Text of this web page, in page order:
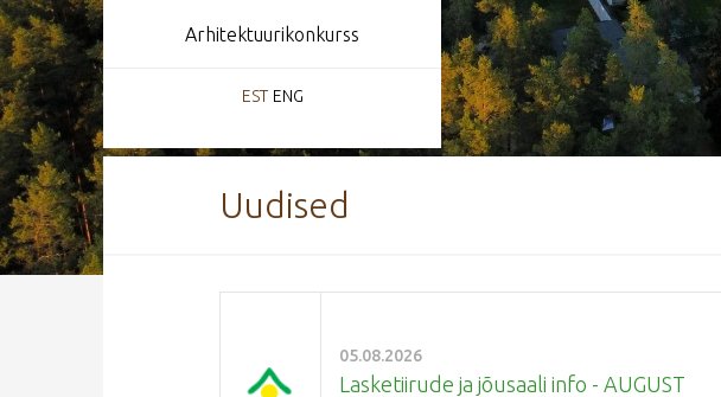
Arhitektuurikonkurss
EST ENG
Uudised
05.08.2026
Lasketiirude ja jõusaali info - AUGUST